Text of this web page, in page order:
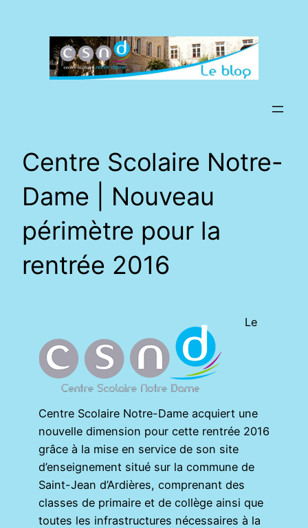
Centre Scolaire Notre-
Dame | Nouveau
périmètre pour la
rentrée 2016
Le
Centre Scolaire Notre-Dame acquiert une
nouvelle dimension pour cette rentrée 2016
grâce à la mise en service de son site
d’enseignement situé sur la commune de
Saint-Jean d’Ardières, comprenant des
classes de primaire et de collège ainsi que
toutes les infrastructures nécessaires à la